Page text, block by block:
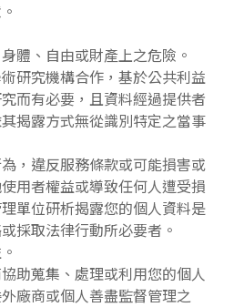
體、自由或財產上之危險。
研究機構合作，基於公共利益
而有必要，且資料經過提供者
揭露方式無從識別特定之當事
，違反服務條款或可能損害或
用者權益或導致任何人遭受損
單位研析揭露您的個人資料是
採取法律行動所必要者。
助蒐集、處理或利用您的個人
廠商或個人善盡監督管理之